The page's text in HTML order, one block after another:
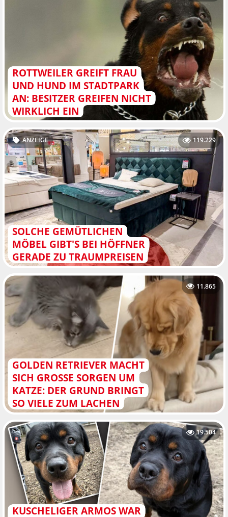
ROTTWEILER GREIFT FRAU
UND HUND IM STADTPARK
AN: BESITZER GREIFEN NICHT
WIRKLICH EIN
SOLCHE GEMÜTLICHEN
MÖBEL GIBT'S BEI HÖFFNER
GERADE ZU TRAUMPREISEN
ANZEIGE 119.229
GOLDEN RETRIEVER MACHT
SICH GROSSE SORGEN UM K
ATZE: DER GRUND BRINGT S
O VIELE ZUM LACHEN
11.865
KUSCHELIGER ARMOS WAR
19.504